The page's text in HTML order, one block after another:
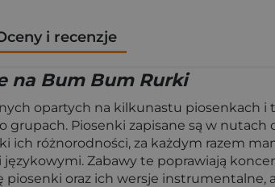
i recenzje
na Bum Bum Rurki
opartych na kilkunastu piosenkach
Piosenki zapisane są w nutach
ich różnorodności, za każdym razem
Zabawy te poprawiają
piosenki oraz ich wersje